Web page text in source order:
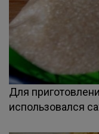
Для
использовался